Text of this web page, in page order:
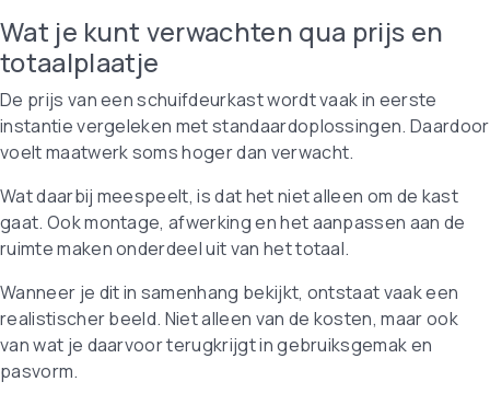
Wat je kunt verwachten qua prijs en
totaalplaatje
De prijs van een schuifdeurkast wordt vaak in eerste
instantie vergeleken met standaardoplossingen. Daardoor
voelt maatwerk soms hoger dan verwacht.
Wat daarbij meespeelt, is dat het niet alleen om de kast
gaat. Ook montage, afwerking en het aanpassen aan de
ruimte maken onderdeel uit van het totaal.
Wanneer je dit in samenhang bekijkt, ontstaat vaak een
realistischer beeld. Niet alleen van de kosten, maar ook
van wat je daarvoor terugkrijgt in gebruiksgemak en
pasvorm.